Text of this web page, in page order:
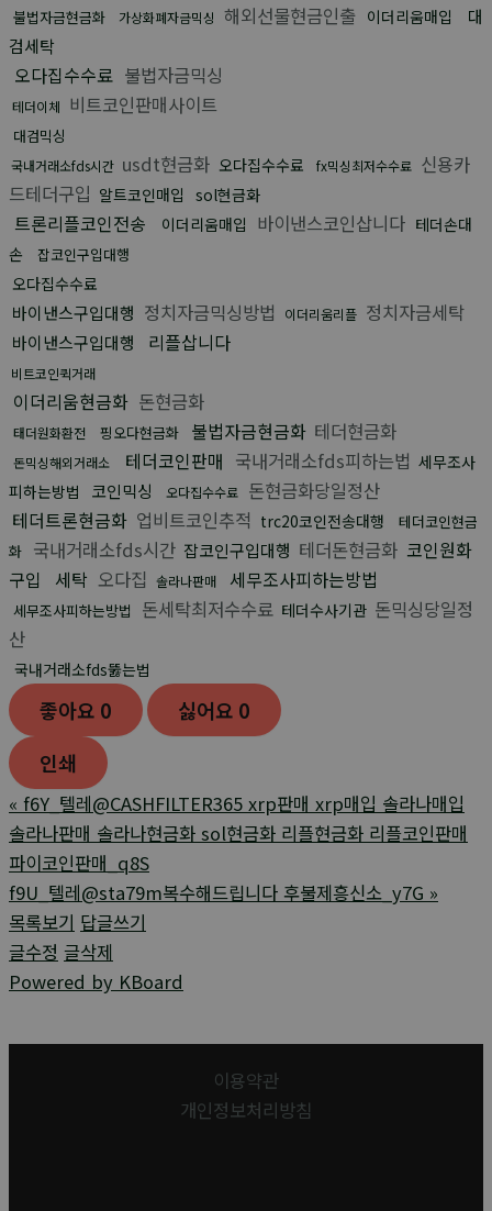
불법자금현금화 가상화폐자금믹싱 해외선물현금인출 이더리움매입
대
검세탁
오다집수수료 불법자금믹싱
테더이체 비트코인판매사이트
대검믹싱
국내거래소fds시간 usdt현금화 오다집수수료 fx믹싱최저수수료 신용카
드테더구입 알트코인매입 sol현금화
트론리플코인전송 이더리움매입 바이낸스코인삽니다 테더손대
손
잡코인구입대행
오다집수수료
바이낸스구입대행 정치자금믹싱방법 이더리움리플 정치자금세탁
바이낸스구입대행 리플삽니다
비트코인퀵거래
이더리움현금화 돈현금화
태더원화환전 핑오다현금화 불법자금현금화 테더현금화
돈믹싱해외거래소 테더코인판매 국내거래소fds피하는법 세무조사
피하는방법
코인믹싱 오다집수수료 돈현금화당일정산
테더트론현금화 업비트코인추적 trc20코인전송대행
테더코인현금
화 국내거래소fds시간 잡코인구입대행 테더돈현금화 코인원화
구입
세탁 오다집 솔라나판매 세무조사피하는방법
세무조사피하는방법 돈세탁최저수수료 테더수사기관 돈믹싱당일정
산
국내거래소fds뚫는법
좋아요 0 싫어요 0
인쇄
« f6Y_텔레@CASHFILTER365 xrp판매 xrp매입 솔라나매입
솔라나판매 솔라나현금화 sol현금화 리플현금화 리플코인판매
파이코인판매_q8S
f9U_텔레@sta79m복수해드립니다 후불제흥신소_y7G »
목록보기 답글쓰기
글수정 글삭제
Powered by KBoard
이용약관
개인정보처리방침